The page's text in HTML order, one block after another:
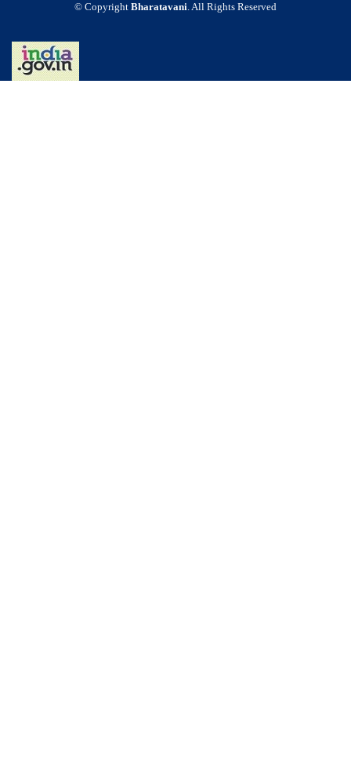
© Copyright Bharatavani. All Rights Reserved